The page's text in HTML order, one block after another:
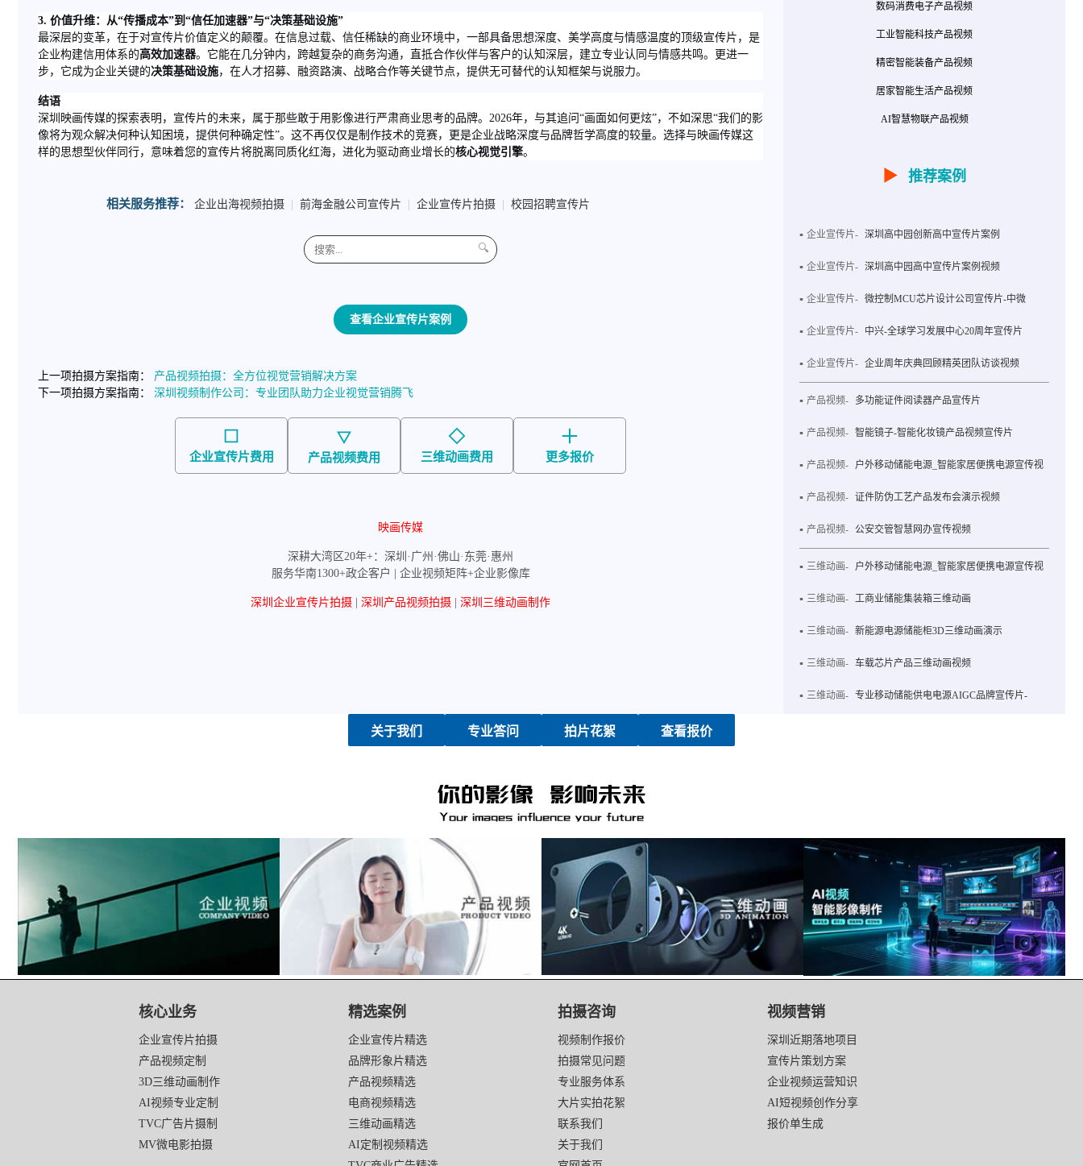
3. 价值升维：从“传播成本”到“信任加速器”与“决策基础设施”
最深层的变革，在于对宣传片价值定义的颠覆。在信息过载、信任稀缺的商业环境中，一部具备思想深度、美学高度与情感温度的顶级宣传片，是
企业构建信用体系的高效加速器。它能在几分钟内，跨越复杂的商务沟通，直抵合作伙伴与客户的认知深层，建立专业认同与情感共鸣。更进一
步，它成为企业关键的决策基础设施，在人才招募、融资路演、战略合作等关键节点，提供无可替代的认知框架与说服力。
结语
深圳映画传媒的探索表明，宣传片的未来，属于那些敢于用影像进行严肃商业思考的品牌。2026年，与其追问“画面如何更炫”，不如深思“我们的影
像将为观众解决何种认知困境，提供何种确定性”。这不再仅仅是制作技术的竞赛，更是企业战略深度与品牌哲学高度的较量。选择与映画传媒这
样的思想型伙伴同行，意味着您的宣传片将脱离同质化红海，进化为驱动商业增长的核心视觉引擎。
相关服务推荐： 企业出海视频拍摄 前海金融公司宣传片 企业宣传片拍摄 校园招聘宣传片
🔍
查看企业宣传片案例
上一项拍摄方案指南： 产品视频拍摄：全方位视觉营销解决方案
下一项拍摄方案指南： 深圳视频制作公司：专业团队助力企业视觉营销腾飞
企业宣传片费用 产品视频费用 三维动画费用 更多报价
映画传媒
深耕大湾区20年+：深圳·广州·佛山·东莞·惠州
服务华南1300+政企客户 | 企业视频矩阵+企业影像库
深圳企业宣传片拍摄 深圳产品视频拍摄 深圳三维动画制作
数码消费电子产品视频
工业智能科技产品视频
精密智能装备产品视频
居家智能生活产品视频
AI智慧物联产品视频
▶ 推荐案例
企业宣传片- 深圳高中园创新高中宣传片案例
企业宣传片- 深圳高中园高中宣传片案例视频
企业宣传片- 微控制MCU芯片设计公司宣传片-中微
企业宣传片- 中兴-全球学习发展中心20周年宣传片
企业宣传片- 企业周年庆典回顾精英团队访谈视频
产品视频- 多功能证件阅读器产品宣传片
产品视频- 智能镜子-智能化妆镜产品视频宣传片
产品视频- 户外移动储能电源_智能家居便携电源宣传视
产品视频- 证件防伪工艺产品发布会演示视频
产品视频- 公安交管智慧网办宣传视频
三维动画- 户外移动储能电源_智能家居便携电源宣传视
三维动画- 工商业储能集装箱三维动画
三维动画- 新能源电源储能柜3D三维动画演示
三维动画- 车载芯片产品三维动画视频
三维动画- 专业移动储能供电电源AIGC品牌宣传片-
关于我们 专业答问 拍片花絮 查看报价
核心业务
企业宣传片拍摄
产品视频定制
3D三维动画制作
AI视频专业定制
TVC广告片摄制
MV微电影拍摄
精选案例
企业宣传片精选
品牌形象片精选
产品视频精选
电商视频精选
三维动画精选
AI定制视频精选
拍摄咨询
视频制作报价
拍摄常见问题
专业服务体系
大片实拍花絮
联系我们
关于我们
视频营销
深圳近期落地项目
宣传片策划方案
企业视频运营知识
AI短视频创作分享
报价单生成